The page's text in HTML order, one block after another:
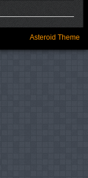
Asteroid Theme